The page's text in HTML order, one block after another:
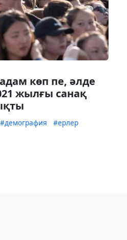
көп пе, әлде
жылғы санақ
#демография #ерлер